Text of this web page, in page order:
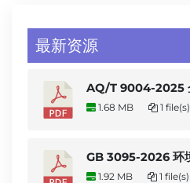
最新资源
AQ/T 9004-2025
1.68 MB 1 file(s)
GB 3095-2026 环
1.92 MB 1 file(s)